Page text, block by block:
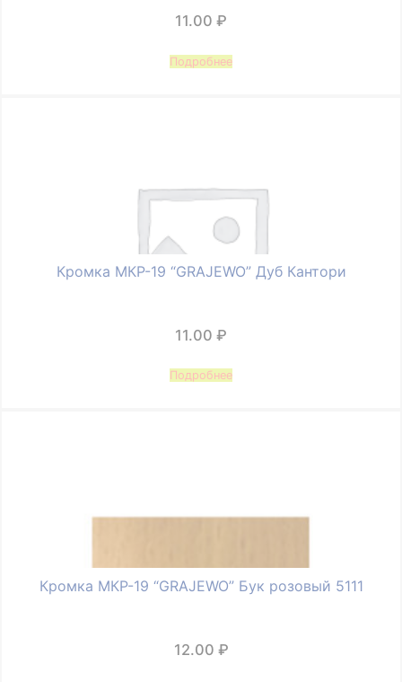
11.00 ₽
Подробнее
Кромка МКР-19 “GRAJEWO” Дуб Кантори
11.00 ₽
Подробнее
Кромка МКР-19 “GRAJEWO” Бук розовый 5111
12.00 ₽